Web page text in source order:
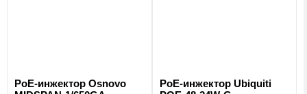
PoE-инжектор Osnovo
PoE-инжектор Ubiquiti